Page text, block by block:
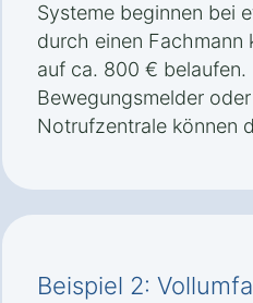
Systeme beginnen bei
durch einen Fachmann
auf ca. 800 €
Bewegungsmelder
Notrufzentrale können
Beispiel 2: